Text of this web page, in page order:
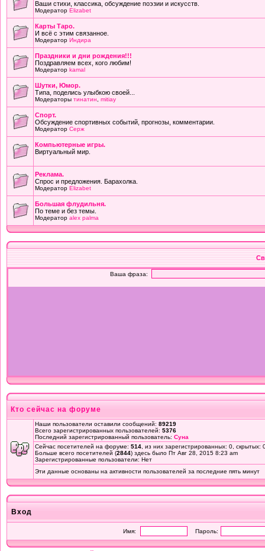
Ваши стихи, классика, обсуждение поэзии и искусств.
Модератор Elizabet
Карты Таро.
И всё с этим связанное.
Модератор Индира
Праздники и дни рождения!!!
Поздравляем всех, кого любим!
Модератор kamal
Шутки, Юмор.
Типа, поделись улыбкою своей...
Модераторы тинатин mitiay
Cпорт.
Обсуждение спортивных событий, прогнозы, комментарии.
Модератор Серж
Компьютерные игры.
Виртуальный мир.
Реклама.
Спрос и предложения. Барахолка.
Модератор Elizabet
Большая флудильня.
По теме и без темы.
Модератор alex palma
Кто сейчас на форуме
Наши пользователи оставили сообщений: 89219
Всего зарегистрированных пользователей: 5376
Последний зарегистрированный пользователь: Суна
Сейчас посетителей на форуме: 514 , из них зарегистрированных: 0,
Больше всего посетителей (2844) здесь было Пт Авг 28, 2015 8:23 am
Зарегистрированные пользователи: Нет
Эти данные основаны на активности пользователей за последние пять минут
Вход
Имя: Пароль: